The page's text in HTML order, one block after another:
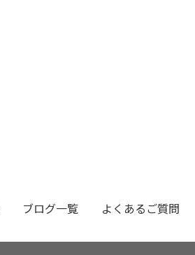
ブログ一覧 よくあるご質問